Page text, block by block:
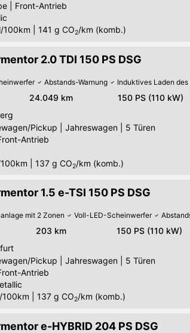
Front-Antrieb
100km 141 g CO2/km (komb.)
2.0 TDI 150 PS DSG
Abstands-Warnung Induktives Laden
24.049 km 150 PS (110 kW)
Pickup
Jahreswagen
5 Türen
Antrieb
137 g CO2/km (komb.)
1.5 e-TSI 150 PS DSG
mit 2 Zonen Voll-LED-Scheinwerfer
203 km 150 PS (110 kW)
Pickup
Jahreswagen
5 Türen
Antrieb
100km 137 g CO2/km (komb.)
e-HYBRID 204 PS DSG